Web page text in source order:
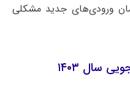
ورودی‌های جدید مشکلی
سال ۱۴۰۳